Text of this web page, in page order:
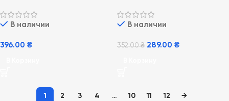
В наличии
396.00 ₴
В наличии
352.00₴ 289.00 ₴
1 2 3 4 … 10 11 12 →